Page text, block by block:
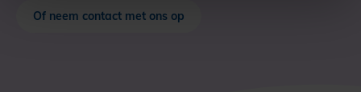
Of neem contact met ons op